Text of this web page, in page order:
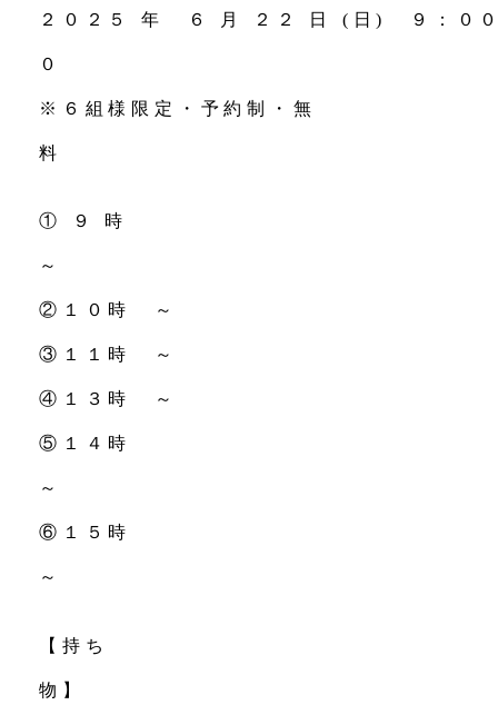
２０２５ 年 ６ 月 ２２ 日 (日) ９：０
※６組様限定・予約制・無
料
① ９ 時
②１０時 ～
③１１時 ～
④１３時 ～
⑤１４時
⑥１５時
【持ち